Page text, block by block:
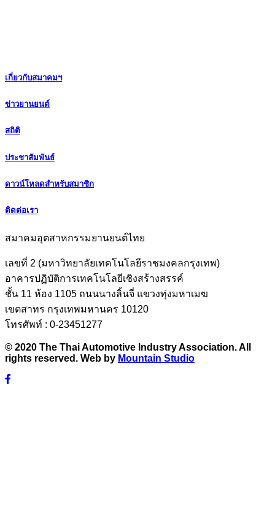
เกี่ยวกับสมาคมฯ
ข่าวยานยนต์
สถิติ
ประชาสัมพันธ์
ดาวน์โหลดสำหรับสมาชิก
ติดต่อเรา
สมาคมอุตสาหกรรมยานยนต์ไทย
เลขที่ 2 (มหาวิทยาลัยเทคโนโลยีราชมงคลกรุงเทพ)
อาคารปฏิบัติการเทคโนโลยีเชิงสร้างสรรค์
ชั้น 11 ห้อง 1105 ถนนนางลิ้นจี่ แขวงทุ่งมหาเมฆ
เขตสาทร กรุงเทพมหานคร 10120
โทรศัพท์ : 0-23451277
© 2020 The Thai Automotive Industry Association. All
rights reserved. Web by Mountain Studio